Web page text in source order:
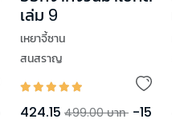
เล่ม 9
เหยาจี้ซาน
สนสราญ
424.15 499.00 บาท -15